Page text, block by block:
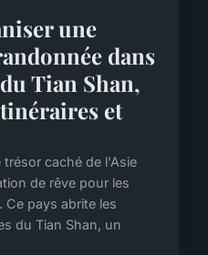
une
dans
Tian Shan,
et
caché de l'Asie
de rêve pour les
Ce pays abrite les
du Tian Shan, un